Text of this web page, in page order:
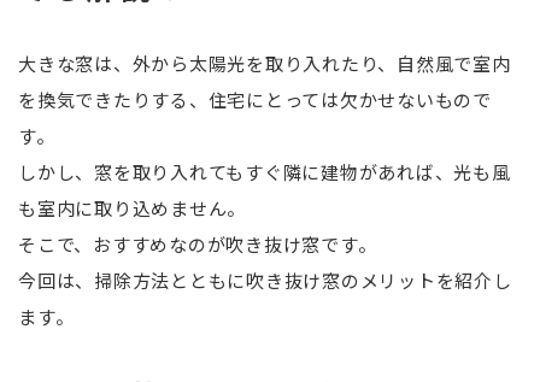
大きな窓は、外から太陽光を取り入れたり、自然風で室内
を換気できたりする、住宅にとっては欠かせないもので
す。
しかし、窓を取り入れてもすぐ隣に建物があれば、光も風
も室内に取り込めません。
そこで、おすすめなのが吹き抜け窓です。
今回は、掃除方法とともに吹き抜け窓のメリットを紹介し
ます。